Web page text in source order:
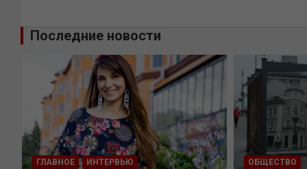
Последние новости
ГЛАВНОЕ ИНТЕРВЬЮ ОБЩЕСТВО